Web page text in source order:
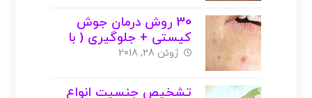
30 روش درمان جوش
کیستی + جلوگیری ( با
عکس )
ژوئن 28, 2018
تشخیص جنسیت انواع